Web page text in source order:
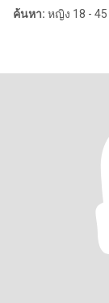
ค้นหา: หญิง 18 - 45